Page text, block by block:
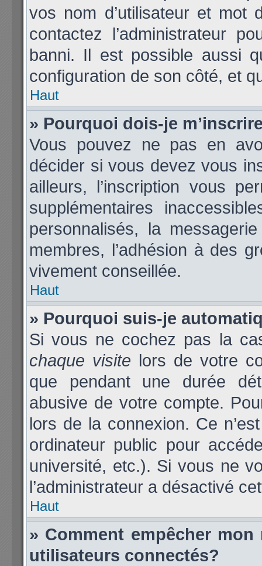
vos nom d’utilisateur et mot
contactez l’administrateur
banni. Il est possible aussi
configuration de son côté, et
Haut
» Pourquoi dois-je
Vous pouvez ne pas en
décider si vous devez vous
ailleurs, l’inscription vous
supplémentaires
personnalisés, la
membres, l’adhésion à des
vivement conseillée.
Haut
» Pourquoi suis-je
Si vous ne cochez pas la
chaque visite lors de votre
que pendant une durée
abusive de votre compte.
lors de la connexion. Ce
ordinateur public pour
université, etc.). Si vous ne
l’administrateur a désactivé
Haut
» Comment empêcher
utilisateurs connectés?